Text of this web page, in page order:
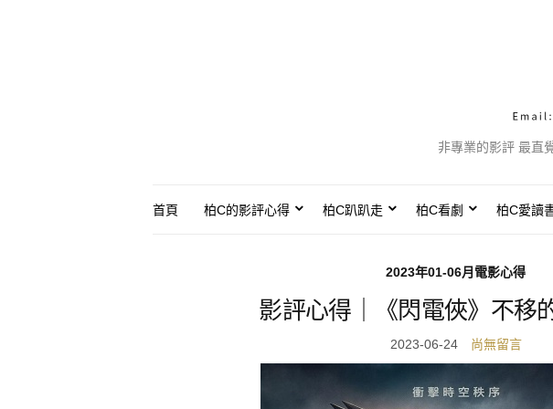
非專業的影評 最直
首頁 柏C的影評心得 柏C趴趴走 柏C看劇 柏C愛讀
2023年01-06月電影心得
影評心得｜《閃電俠》不移
2023-06-24 尚無留言